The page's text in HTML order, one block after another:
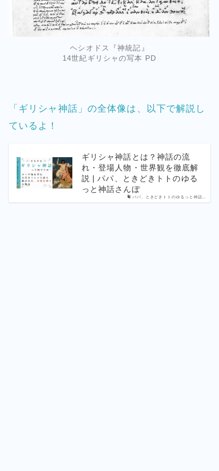
ヘシオドス『神統記』
14世紀ギリシャの写本 PD
「ギリシャ神話」の全体像は、以下で解説し
ているよ！
パパ、ときどきトトのゆるっと神話…
ギリシャ神話とは？神話の流
れ・登場人物・世界観を徹底解
説 | パパ、ときどきトトのゆる
っと神話さんぽ